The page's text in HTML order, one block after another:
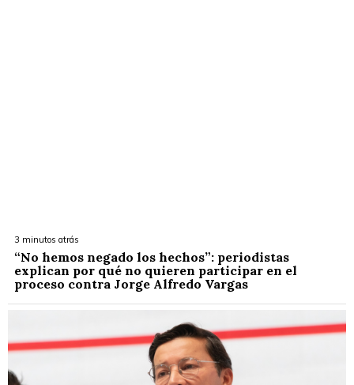
3 minutos atrás
“No hemos negado los hechos”: periodistas
explican por qué no quieren participar en el
proceso contra Jorge Alfredo Vargas